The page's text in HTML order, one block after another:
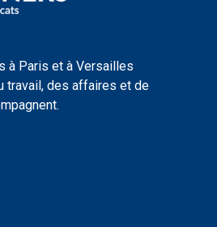
à Paris et à Versailles
travail, des affaires et de